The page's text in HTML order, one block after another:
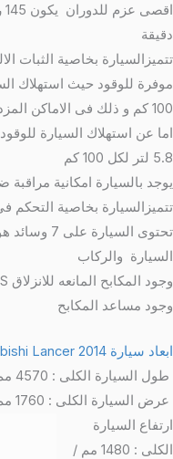
دقيقة
تتميزالسيارة بخاصية الثبات
100 كم و ذلك فى الاماكن المزدحمة الضيقة
اما عن استهلاك السيارة
5.8 لتر لكل 100 كم
يوجد بالسيارة امكانية
تتميزالسيارة بخاصية التحكم
تحتوى
السيارة والركاب
وجود مساعد المكابح
ابعاد سيارة Mitsubishi Lancer 2014
طول السيارة الكلى : 4570 مم / 180 انش
عرض السيارة الكلى : 1760 مم / 69 انش
ارتفاع السيارة
الكلى : 1480 مم /